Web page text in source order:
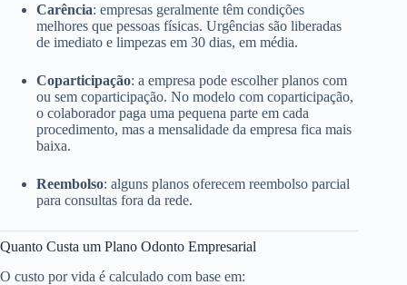
Carência: empresas geralmente têm condições
melhores que pessoas físicas. Urgências são liberadas
de imediato e limpezas em 30 dias, em média.
Coparticipação: a empresa pode escolher planos com
ou sem coparticipação. No modelo com coparticipação,
o colaborador paga uma pequena parte em cada
procedimento, mas a mensalidade da empresa fica mais
baixa.
Reembolso: alguns planos oferecem reembolso parcial
para consultas fora da rede.
Quanto Custa um Plano Odonto Empresarial
O custo por vida é calculado com base em: